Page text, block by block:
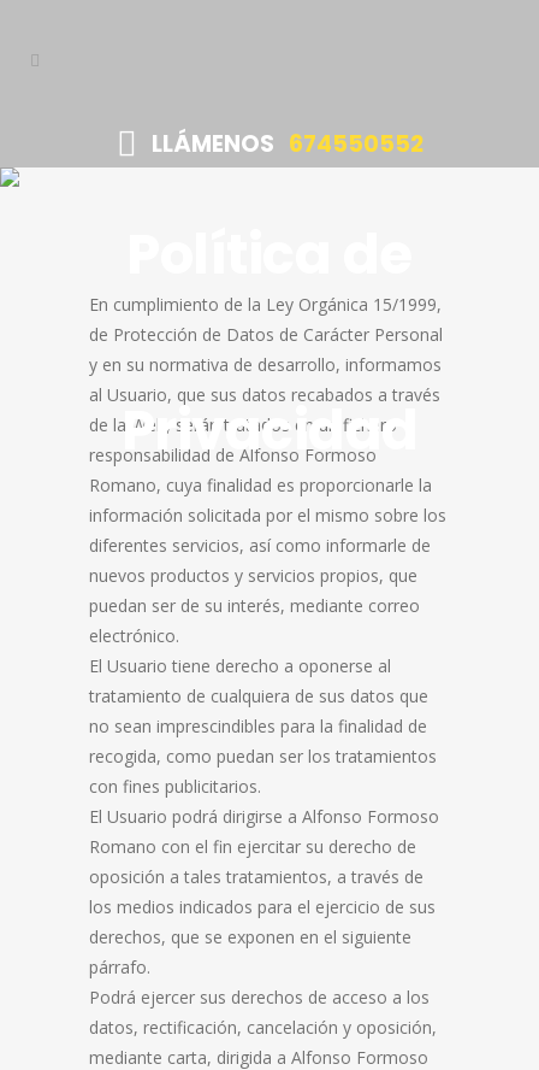
LLÁMENOS 674550552
Privacidad
En cumplimiento de la Ley Orgánica 15/1999,
de Protección de Datos de Carácter Personal
y en su normativa de desarrollo, informamos
al Usuario, que sus datos recabados a través
de la Web, serán tratados en un fichero
responsabilidad de Alfonso Formoso
Romano, cuya finalidad es proporcionarle la
información solicitada por el mismo sobre los
diferentes servicios, así como informarle de
nuevos productos y servicios propios, que
puedan ser de su interés, mediante correo
electrónico.
El Usuario tiene derecho a oponerse al
tratamiento de cualquiera de sus datos que
no sean imprescindibles para la finalidad de
recogida, como puedan ser los tratamientos
con fines publicitarios.
El Usuario podrá dirigirse a Alfonso Formoso
Romano con el fin ejercitar su derecho de
oposición a tales tratamientos, a través de
los medios indicados para el ejercicio de sus
derechos, que se exponen en el siguiente
párrafo.
Podrá ejercer sus derechos de acceso a los
datos, rectificación, cancelación y oposición,
mediante carta, dirigida a Alfonso Formoso